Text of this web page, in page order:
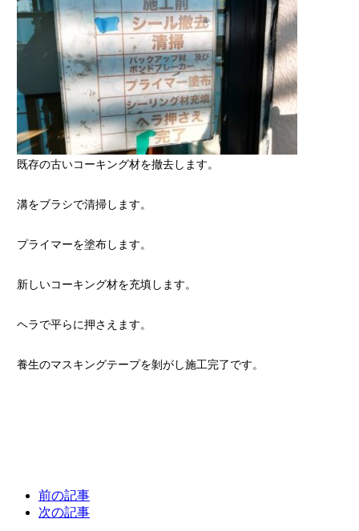
既存の古いコーキング材を撤去します。
溝をブラシで清掃します。
プライマーを塗布します。
新しいコーキング材を充填します。
ヘラで平らに押さえます。
養生のマスキングテープを剝がし施工完了です。
前の記事
次の記事